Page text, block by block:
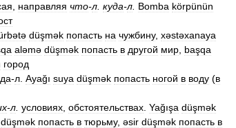
направляя что-л куда-л Bomba körpünün
düşmək попасть на чужбину, xəstəxanaya
aləmə düşmək попасть в другой мир başqa
город
-л Ayağı suya düşmək попасть ногой в воду (в
-л условиях обстоятельствах Yağışa düşmək
düşmək попасть в тюрьму, əsir düşmək попасть в